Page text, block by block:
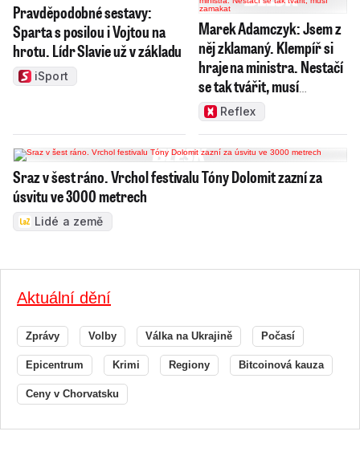
Pravděpodobné sestavy:
Sparta s posilou i Vojtou na
hrotu. Lídr Slavie už v základu
iSport
Marek Adamczyk: Jsem z
něj zklamaný. Klempíř si
hraje na ministra. Nestačí
se tak tvářit, musí
zamakat
Reflex
Sraz v šest ráno. Vrchol festivalu Tóny Dolomit zazní za
úsvitu ve 3000 metrech
Lidé a země
Aktuální dění
Zprávy Volby Válka na Ukrajině Počasí
Epicentrum Krimi Regiony Bitcoinová kauza
Ceny v Chorvatsku